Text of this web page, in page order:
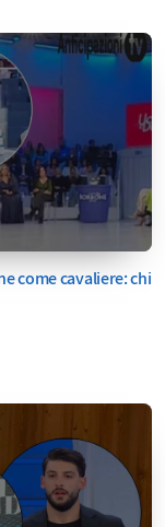
come cavaliere: chi